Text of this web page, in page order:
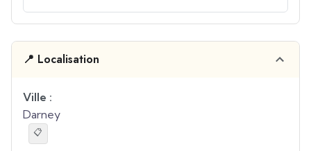
📍 Localisation
Ville :
Darney
📋